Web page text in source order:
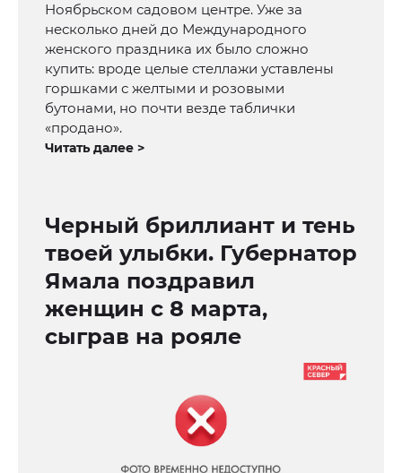
Ноябрьском садовом центре. Уже за
несколько дней до Международного
женского праздника их было сложно
купить: вроде целые стеллажи уставлены
горшками с желтыми и розовыми
бутонами, но почти везде таблички
«продано».
Читать далее >
Черный бриллиант и тень
твоей улыбки. Губернатор
Ямала поздравил
женщин с 8 марта,
сыграв на рояле